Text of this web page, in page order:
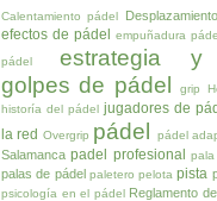
Calentamiento pádel
efectos de pádel empuñadura
pádel
estrategia y
golpes de pádel
grip
historía del pádel jugadores de
la red Overgrip pádel pádel
Salamanca padel profesional pala
palas de pádel paletero pelota pista
psicología en el pádel Reglamento